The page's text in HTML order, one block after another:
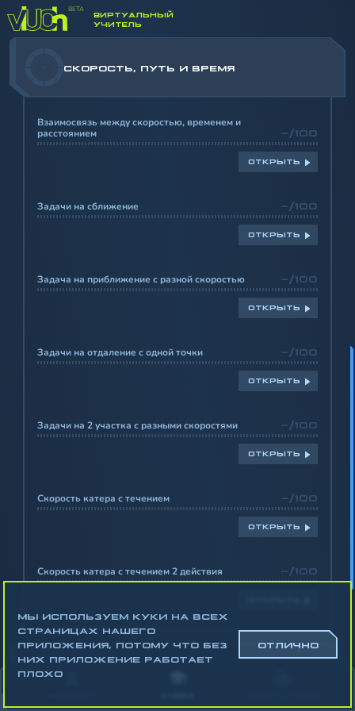
ВИРТУАЛЬНЫЙ
УЧИТЕЛЬ
СКОРОСТЬ, ПУТЬ И ВРЕМЯ
Взаимосвязь между скоростью, временем и
расстоянием
-/100
ОТКРЫТЬ
Задачи на сближение -/100
ОТКРЫТЬ
Задача на приближение с разной скоростью -/100
ОТКРЫТЬ
Задачи на отдаление с одной точки -/100
ОТКРЫТЬ
Задачи на 2 участка с разными скоростями -/100
ОТКРЫТЬ
Скорость катера с течением -/100
ОТКРЫТЬ
Скорость катера с течением 2 действия -/100
-
МЫ ИСПОЛЬЗУЕМ КУКИ НА ВСЕХ
СТРАНИЦАХ НАШЕГО
ПРИЛОЖЕНИЯ, ПОТОМУ ЧТО БЕЗ
НИХ ПРИЛОЖЕНИЕ РАБОТАЕТ
ПЛОХО
ОТЛИЧНО